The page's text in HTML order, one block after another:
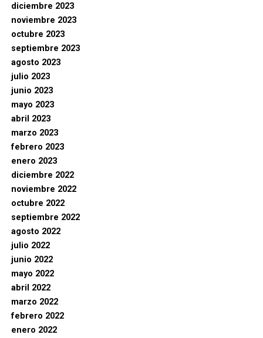
diciembre 2023
noviembre 2023
octubre 2023
septiembre 2023
agosto 2023
julio 2023
junio 2023
mayo 2023
abril 2023
marzo 2023
febrero 2023
enero 2023
diciembre 2022
noviembre 2022
octubre 2022
septiembre 2022
agosto 2022
julio 2022
junio 2022
mayo 2022
abril 2022
marzo 2022
febrero 2022
enero 2022